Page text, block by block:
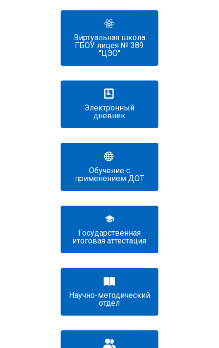
Виртуальная школа
ГБОУ лицея № 389
"ЦЭО"
Электронный
дневник
Обучение с
применением ДОТ
Государственная
итоговая аттестация
Научно-методический
отдел